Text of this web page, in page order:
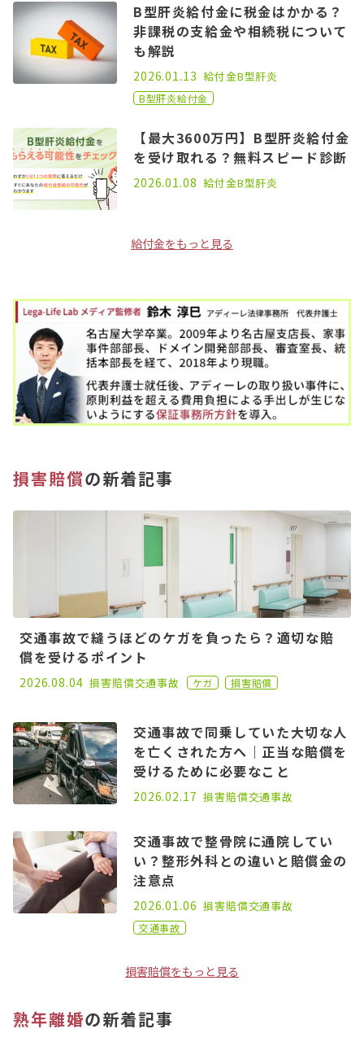
B型肝炎給付金に税金はかかる？
非課税の支給金や相続税について
も解説
2021.01.25
2026.01.13 給付金B型肝炎
B型肝炎給付金
【最大3600万円】B型肝炎給付金
を受け取れる？無料スピード診断
2025.12.24
2026.01.08 給付金B型肝炎
給付金をもっと見る
損害賠償の新着記事
交通事故で縫うほどのケガを負ったら？適切な賠
償を受けるポイント
2021.05.26
2026.08.04 損害賠償交通事故 ケガ 損害賠償
交通事故で同乗していた大切な人
を亡くされた方へ｜正当な賠償を
受けるために必要なこと
2026.02.17 損害賠償交通事故
交通事故で整骨院に通院してい
い？整形外科との違いと賠償金の
注意点
2023.09.06
2026.01.06 損害賠償交通事故
交通事故
損害賠償をもっと見る
熟年離婚の新着記事